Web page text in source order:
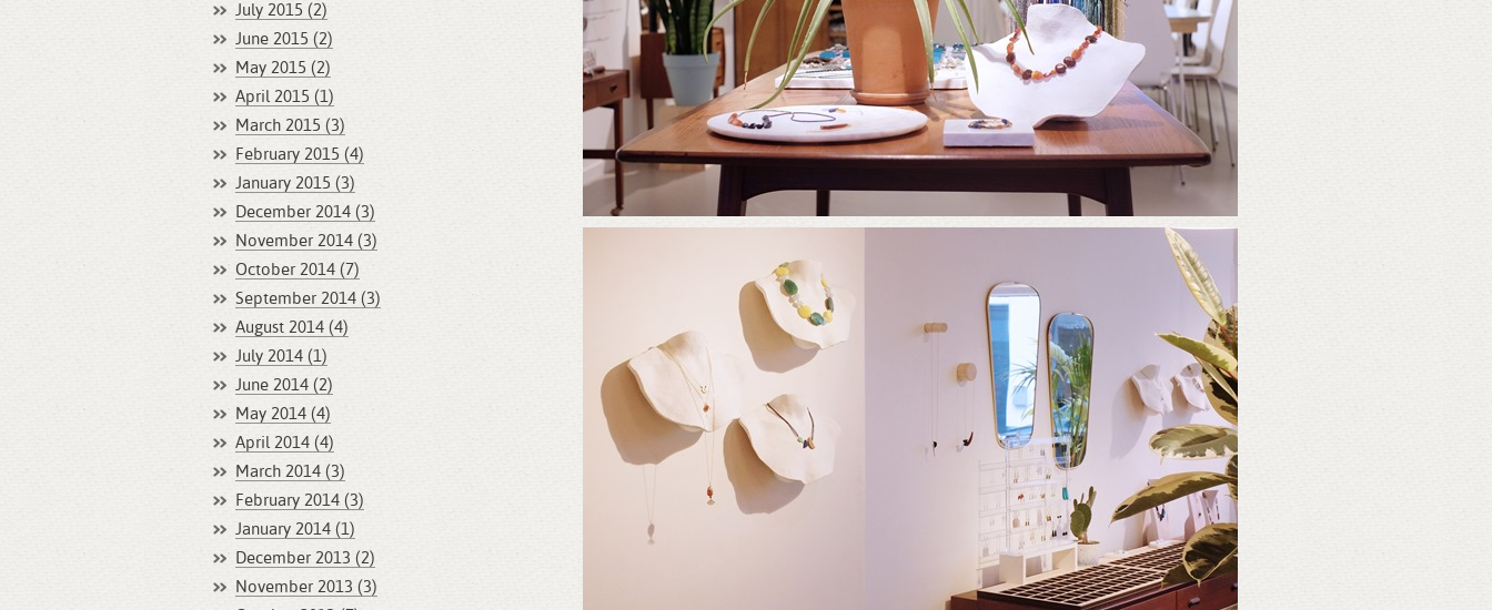
July 2015 (2)
June 2015 (2)
May 2015 (2)
April 2015 (1)
March 2015 (3)
February 2015 (4)
January 2015 (3)
December 2014 (3)
November 2014 (3)
October 2014 (7)
September 2014 (3)
August 2014 (4)
July 2014 (1)
June 2014 (2)
May 2014 (4)
April 2014 (4)
March 2014 (3)
February 2014 (3)
January 2014 (1)
December 2013 (2)
November 2013 (3)